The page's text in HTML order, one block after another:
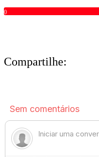
0
Compartilhe: